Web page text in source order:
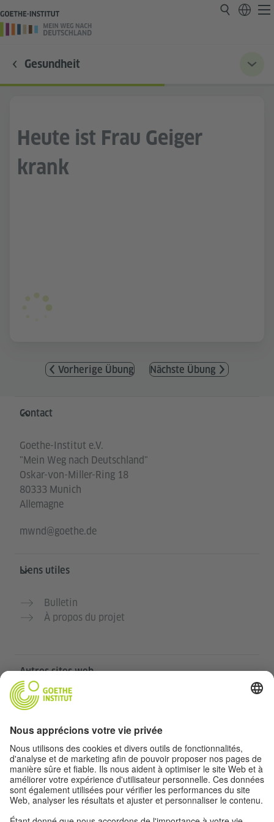
Gesundheit
Heute ist Frau Geiger
krank
Vorherige Übung Nächste Übung
Service- und Informationsbereich
Contact
Goethe-Institut e.V.
"Mein Weg nach Deutschland"
Oskar-von-Miller-Ring 18
80333 Munich
Allemagne
mwnd@goethe.de
Liens utiles
Bulletin
À propos du projet
Autres sites web
Communauté „Deutsch für dich“
Cours d’allemand de l’Institut Goethe
Portail pour enseignants „Deutschstunde“
Confidentialité et accessibilité